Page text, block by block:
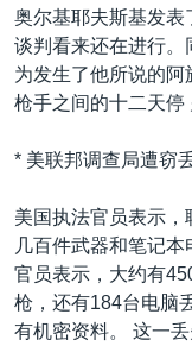
奥尔基耶夫斯基发表
谈判看来还在进行。
为发生了他所说的
枪手之间的十二天停
* 美联邦调查局遭窃
美国执法官员表示
几百件武器和笔记
官员表示，大约有
枪，还有184台电脑
有机密资料。 这一